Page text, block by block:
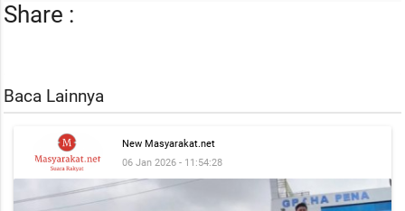
Share :
Baca Lainnya
New Masyarakat.net
06 Jan 2026 - 11:54:28